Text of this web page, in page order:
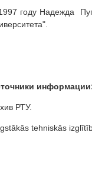
году Надежда
РТУ.
tehniskās